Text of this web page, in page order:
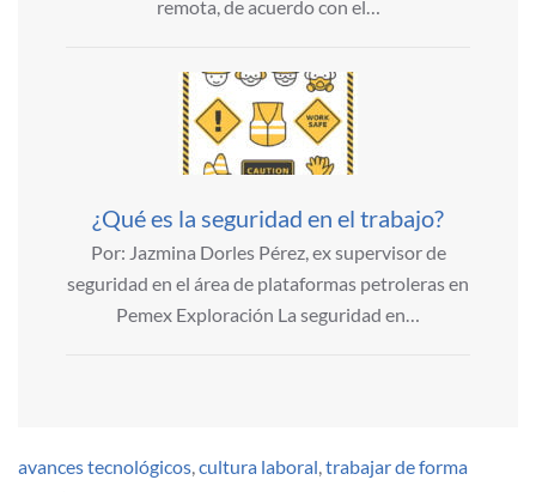
remota, de acuerdo con el…
¿Qué es la seguridad en el trabajo?
Por: Jazmina Dorles Pérez, ex supervisor de
seguridad en el área de plataformas petroleras en
Pemex Exploración La seguridad en…
avances tecnológicos cultura laboral trabajar de forma